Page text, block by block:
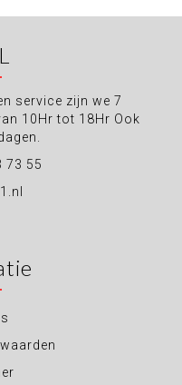
service zijn we 7
10Hr tot 18Hr Ook
73 55